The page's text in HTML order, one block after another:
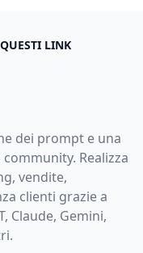
LINK
dei prompt e una
Realizza
vendite,
clienti grazie a
Claude, Gemini,